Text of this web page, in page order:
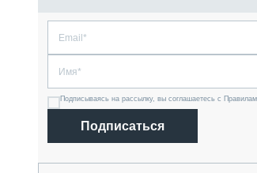
Подписываясь на рассылку, вы соглашаетесь с
Подписаться